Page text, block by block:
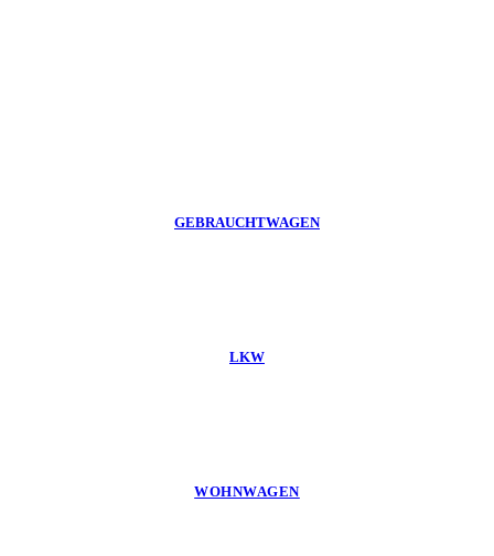
GEBRAUCHTWAGEN
LKW
WOHNWAGEN